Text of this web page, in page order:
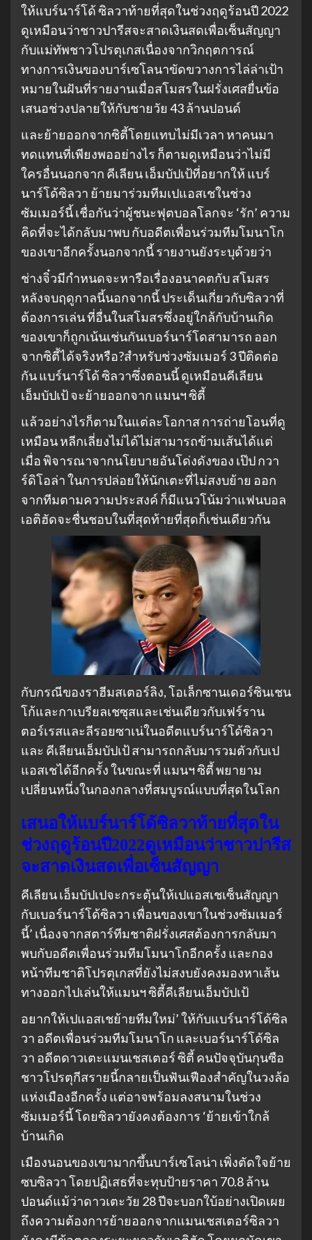
ให้แบร์นาร์โด้ ซิลวาท้ายที่สุดในช่วงฤดูร้อนปี 2022
ดูเหมือนว่าชาวปารีสจะสาดเงินสดเพื่อเซ็นสัญญา
กับแม่ทัพชาวโปรตุเกสเนื่องจากวิกฤตการณ์
ทางการเงินของบาร์เซโลนาขัดขวางการไล่ล่าเป้า
หมายในฝันที่รายงานเมื่อสโมสรในฝรั่งเศสยื่นข้อ
เสนอช่วงปลายให้กับชายวัย 43 ล้านปอนด์
และย้ายออกจากซิตี้โดยแทบไม่มีเวลา หาคนมา
ทดแทนที่เพียงพออย่างไร ก็ตามดูเหมือนว่าไม่มี
ใครอื่นนอกจาก คีเลียน เอ็มบัปเป้ที่อยากให้ แบร์
นาร์โด้ซิลวา ย้ายมาร่วมทีมเปแอสเชในช่วง
ซัมเมอร์นี้ เชื่อกันว่าผู้ชนะฟุตบอลโลกจะ ‘รัก’ ความ
คิดที่จะได้กลับมาพบ กับอดีตเพื่อนร่วมทีมโมนาโก
ของเขาอีกครั้งนอกจากนี้ รายงานยังระบุด้วยว่า
ช่างจิ๋วมีกําหนดจะหารือเรื่องอนาคตกับ สโมสร
หลังจบฤดูกาลนี้นอกจากนี้ ประเด็นเกี่ยวกับซิลวาที่
ต้องการเล่น ที่อื่นในสโมสรซึ่งอยู่ใกล้กับบ้านเกิด
ของเขาก็ถูกเน้นเช่นกันเบอร์นาร์โดสามารถ ออก
จากซิตี้ได้จริงหรือ?สําหรับช่วงซัมเมอร์ 3 ปีติดต่อ
กัน แบร์นาร์โด้ ซิลวาซึ่งตอนนี้ ดูเหมือนคีเลียน
เอ็มบัปเป้ จะย้ายออกจาก แมนฯ ซิตี้
แล้วอย่างไรก็ตามในแต่ละโอกาส การถ่ายโอนที่ดู
เหมือน หลีกเลี่ยงไม่ได้ไม่สามารถข้ามเส้นได้แต่
เมื่อ พิจารณาจากนโยบายอันโด่งดังของ เป๊ป กวา
ร์ดิโอล่า ในการปล่อยให้นักเตะที่ไม่สงบย้าย ออก
จากทีมตามความประสงค์ ก็มีแนวโน้มว่าแฟนบอล
เอติฮัดจะชื่นชอบในที่สุดท้ายที่สุดก็เช่นเดียวกัน
กับกรณีของราฮีมสเตอร์ลิง, โอเล็กซานเดอร์ซินเชน
โก้และกาเบรียลเชซุสและเช่นเดียวกับเฟร์ราน
ตอร์เรสและลีรอยซาเน่ในอดีตแบร์นาร์โด้ซิลวา
และ คีเลียนเอ็มบัปเป้ สามารถกลับมารวมตัวกับเป
แอสเชได้อีกครั้ง ในขณะที่ แมนฯ ซิตี้ พยายาม
เปลี่ยนหนึ่งในกองกลางที่สมบูรณ์แบบที่สุดในโลก
เสนอให้แบร์นาร์โด้ซิลวาท้ายที่สุดใน
ช่วงฤดูร้อนปี2022ดูเหมือนว่าชาวปารีส
จะสาดเงินสดเพื่อเซ็นสัญญา
คีเลียน เอ็มบัปเปจะกระตุ้นให้เปแอสเชเซ็นสัญญา
กับเบอร์นาร์โด้ซิลวา เพื่อนของเขาในช่วงซัมเมอร์
นี้’ เนื่องจากสตาร์ทีมชาติฝรั่งเศสต้องการกลับมา
พบกับอดีตเพื่อนร่วมทีมโมนาโกอีกครั้ง และกอง
หน้าทีมชาติโปรตุเกสที่ยังไม่สงบยังคงมองหาเส้น
ทางออกไปเล่นให้แมนฯ ซิตี้คีเลียนเอ็มบัปเป้
อยากให้เปแอสเชย้ายทีมใหม่’ ให้กับแบร์นาร์โด้ซิล
วา อดีตเพื่อนร่วมทีมโมนาโก และเบอร์นาร์โด้ซิล
วา อดีตดาวเตะแมนเชสเตอร์ ซิตี้ คนปัจจุบันกุนซือ
ชาวโปรตุกีสรายนี้กลายเป็นฟันเฟืองสําคัญในวงล้อ
แห่งเมืองอีกครั้ง แต่อาจพร้อมลงสนามในช่วง
ซัมเมอร์นี้ โดยซิลวายังคงต้องการ ‘ย้ายเข้าใกล้
บ้านเกิด
เมืองนอนของเขามากขึ้นบาร์เซโลน่า เพิ่งตัดใจย้าย
ซบซิลวา โดยปฏิเสธที่จะทุบป้ายราคา 70.8 ล้าน
ปอนด์แม้ว่าดาวเตะวัย 28 ปีจะบอกใบ้อย่างเปิดเผย
ถึงความต้องการย้ายออกจากแมนเชสเตอร์ซิลวา